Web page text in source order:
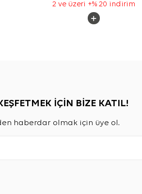
2 ve üzeri +% 20 indirim
İÇİN BİZE KATIL!
haberdar olmak için üye ol.